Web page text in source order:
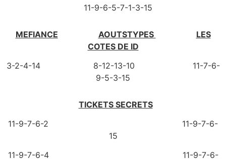
11-9-6-5-7-1-3-15
MEFIANCE AOUTSTYPES
LES
COTES DE ID
3-2-4-14 8-12-13-10 11-7-6-
9-5-3-15
TICKETS SECRETS
11-9-7-6-2 11-9-7-6-
15
11-9-7-6-4 11-9-7-6-